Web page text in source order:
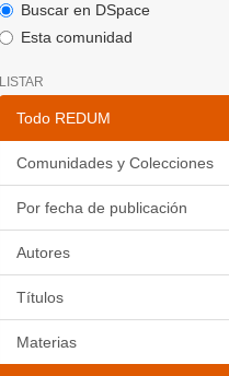
Buscar en DSpace
Esta comunidad
LISTAR
Todo REDUM
Comunidades y Colecciones
Por fecha de publicación
Autores
Títulos
Materias